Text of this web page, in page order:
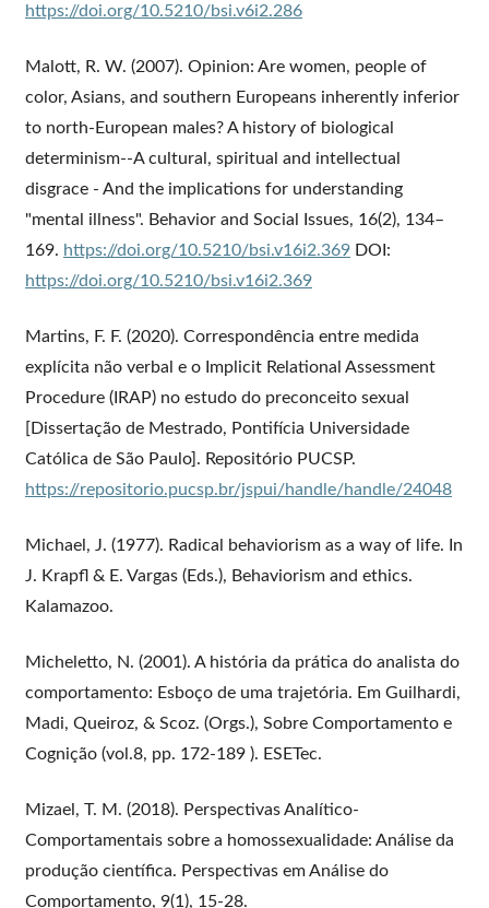
https://doi.org/10.5210/bsi.v6i2.286
Malott, R. W. (2007). Opinion: Are women, people of
color, Asians, and southern Europeans inherently inferior
to north-European males? A history of biological
determinism--A cultural, spiritual and intellectual
disgrace - And the implications for understanding
"mental illness". Behavior and Social Issues, 16(2), 134–
169. https://doi.org/10.5210/bsi.v16i2.369DOI:
https://doi.org/10.5210/bsi.v16i2.369
Martins, F. F. (2020). Correspondência entre medida
explícita não verbal e o Implicit Relational Assessment
Procedure (IRAP) no estudo do preconceito sexual
[Dissertação de Mestrado, Pontifícia Universidade
Católica de São Paulo]. Repositório PUCSP.
https://repositorio.pucsp.br/jspui/handle/handle/24048
Michael, J. (1977). Radical behaviorism as a way of life. In
J. Krapfl & E. Vargas (Eds.), Behaviorism and ethics.
Kalamazoo.
Micheletto, N. (2001). A história da prática do analista do
comportamento: Esboço de uma trajetória. Em Guilhardi,
Madi, Queiroz, & Scoz. (Orgs.), Sobre Comportamento e
Cognição (vol.8, pp. 172-189 ). ESETec.
Mizael, T. M. (2018). Perspectivas Analítico-
Comportamentais sobre a homossexualidade: Análise da
produção científica. Perspectivas em Análise do
Comportamento, 9(1), 15-28.